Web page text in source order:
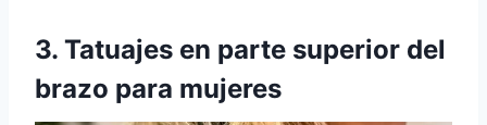
3. Tatuajes en parte superior del
brazo para mujeres